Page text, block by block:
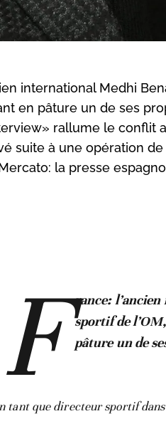
international Medhi
en pâture un de ses
rallume le conflit
suite à une opération
la presse
F rance:
sportif de
pâture un de
tant que directeur sportif